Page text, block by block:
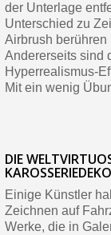
der Unterlage
Unterschied zu
Airbrush
Andererseits sind
Hyperrealismus-
Mit ein wenig
DIE
Einige Künstler
Zeichnen auf
Werke, die in